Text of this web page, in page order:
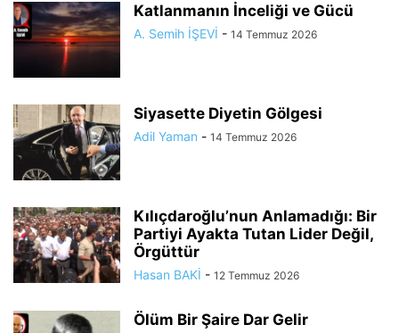
Katlanmanın İnceliği ve Gücü
A. Semih İŞEVİ - 14 Temmuz 2026
Siyasette Diyetin Gölgesi
Adil Yaman - 14 Temmuz 2026
Kılıçdaroğlu’nun Anlamadığı: Bir
Partiyi Ayakta Tutan Lider Değil,
Örgüttür
Hasan BAKİ - 12 Temmuz 2026
Ölüm Bir Şaire Dar Gelir